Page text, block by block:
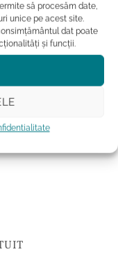
să procesăm date,
unice pe acest site.
dat poate
și funcții.
la
5
ÎN COȘ
la favorite